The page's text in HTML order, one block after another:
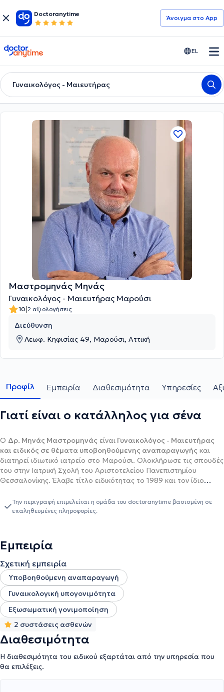
Doctoranytime
Άνοιγμα στο App
doctoranytime EL
Γυναικολόγος - Μαιευτήρας
Μαστρομηνάς Μηνάς
Γυναικολόγος - Μαιευτήρας Μαρούσι
10|2 αξιολογήσεις
Διεύθυνση
Λεωφ. Κηφισίας 49, Μαρούσι, Αττική
Προφίλ Εμπειρία Διαθεσιμότητα Υπηρεσίες
Γιατί είναι ο κατάλληλος για σένα
Ο Δρ. Μηνάς Μαστρομηνάς είναι Γυναικολόγος - Μαιευτήρας
και ειδικός σε θέματα υποβοηθούμενης αναπαραγωγής και
διατηρεί ιδιωτικό ιατρείο στο Μαρούσι. Ολοκλήρωσε τις σπουδές
του στην Ιατρική Σχολή του Αριστοτελείου Πανεπιστημίου
Θεσσαλονίκης. Έλαβε τίτλο ειδικότητας το 1989 και τον ίδιο
Πανεπιστημίου Αθηνών. Έχει λάβει, μετά από εξετάσεις το
αριστείο της Ευρωπαϊκής Εταιρείας Γυναικολογίας και
Μαιευτηρίου Μητέρα και το 1994 ίδρυσε τη Μονάδα
«Εμβρυογένεσις».
Την περιγραφή επιμελείται η ομάδα του doctoranytime βασισμένη σε
επαληθευμένες πληροφορίες.
Εμπειρία
Σχετική εμπειρία
Υποβοηθούμενη αναπαραγωγή
Γυναικολογική υπογονιμότητα
Εξωσωματική γονιμοποίηση
2 συστάσεις ασθενών
Διαθεσιμότητα
Η διαθεσιμότητα του ειδικού εξαρτάται από την υπηρεσία που
θα επιλέξεις.